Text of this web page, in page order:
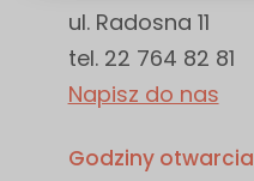
ul. Radosna 11
tel. 22 764 82 81
Napisz do nas
Godziny otwarcia